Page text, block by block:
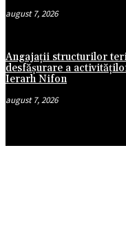
august 7, 2026
Angajații structurilor
desfășurare a
Ierarh Nifon
august 7, 2026